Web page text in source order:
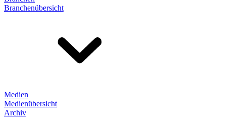
Branchenübersicht
Medien
Medienübersicht
Archiv